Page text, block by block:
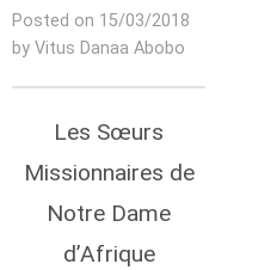
Posted on 15/03/2018
by Vitus Danaa Abobo
Les Sœurs
Missionnaires de
Notre Dame
d’Afrique